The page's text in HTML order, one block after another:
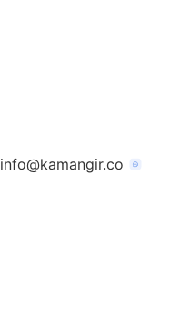
info@kamangir.co